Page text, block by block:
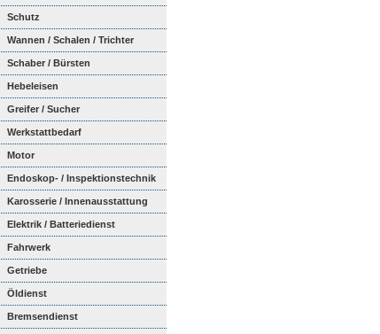
Schutz
Wannen / Schalen / Trichter
Schaber / Bürsten
Hebeleisen
Greifer / Sucher
Werkstattbedarf
Motor
Endoskop- / Inspektionstechnik
Karosserie / Innenausstattung
Elektrik / Batteriedienst
Fahrwerk
Getriebe
Öldienst
Bremsendienst